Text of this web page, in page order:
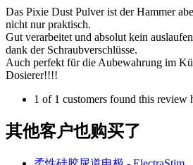
Das Pixie Dust Pulver ist der Hammer
nicht nur praktisch.
Gut verarbeitet und absolut kein
dank der Schraubverschlüsse.
Auch perfekt für die Aubewahrung im
Dosierer!!!!
1 of 1 customers found this review
其他客户也购买了